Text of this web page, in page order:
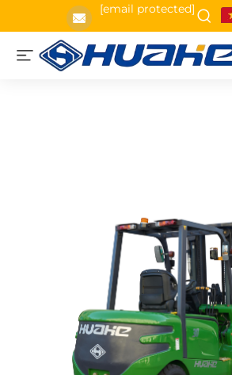
[email protected]